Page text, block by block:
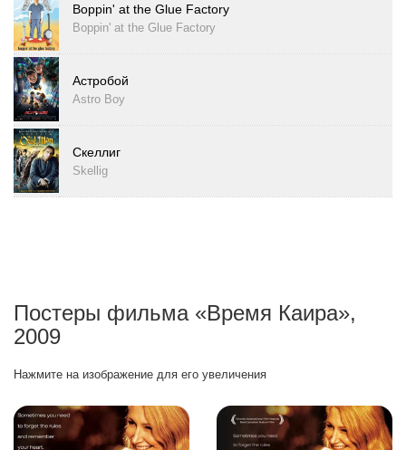
Boppin' at the Glue Factory
Boppin' at the Glue Factory
Астробой
Astro Boy
Скеллиг
Skellig
Постеры фильма «Время Каира»,
2009
Нажмите на изображение для его увеличения